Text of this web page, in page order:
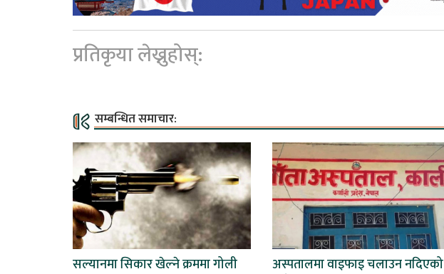
प्रतिकृया लेख्नुहोस्:
सम्बन्धित समाचार:
सल्यानमा सिकार खेल्ने क्रममा गोली
अस्पतालमा वाइफाइ चलाउन नदिएको